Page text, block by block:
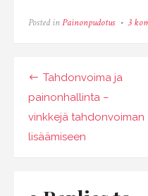
Posted in Painonpudotus 3
Artikkelien
selaus
Tahdonvoima ja
painonhallinta –
vinkkejä tahdonvoiman
lisäämiseen